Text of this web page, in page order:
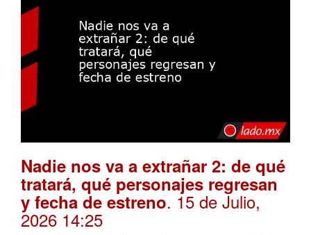
Nadie nos va a extrañar 2: de qué
tratará, qué personajes regresan
y fecha de estreno. 15 de Julio,
2026 14:25